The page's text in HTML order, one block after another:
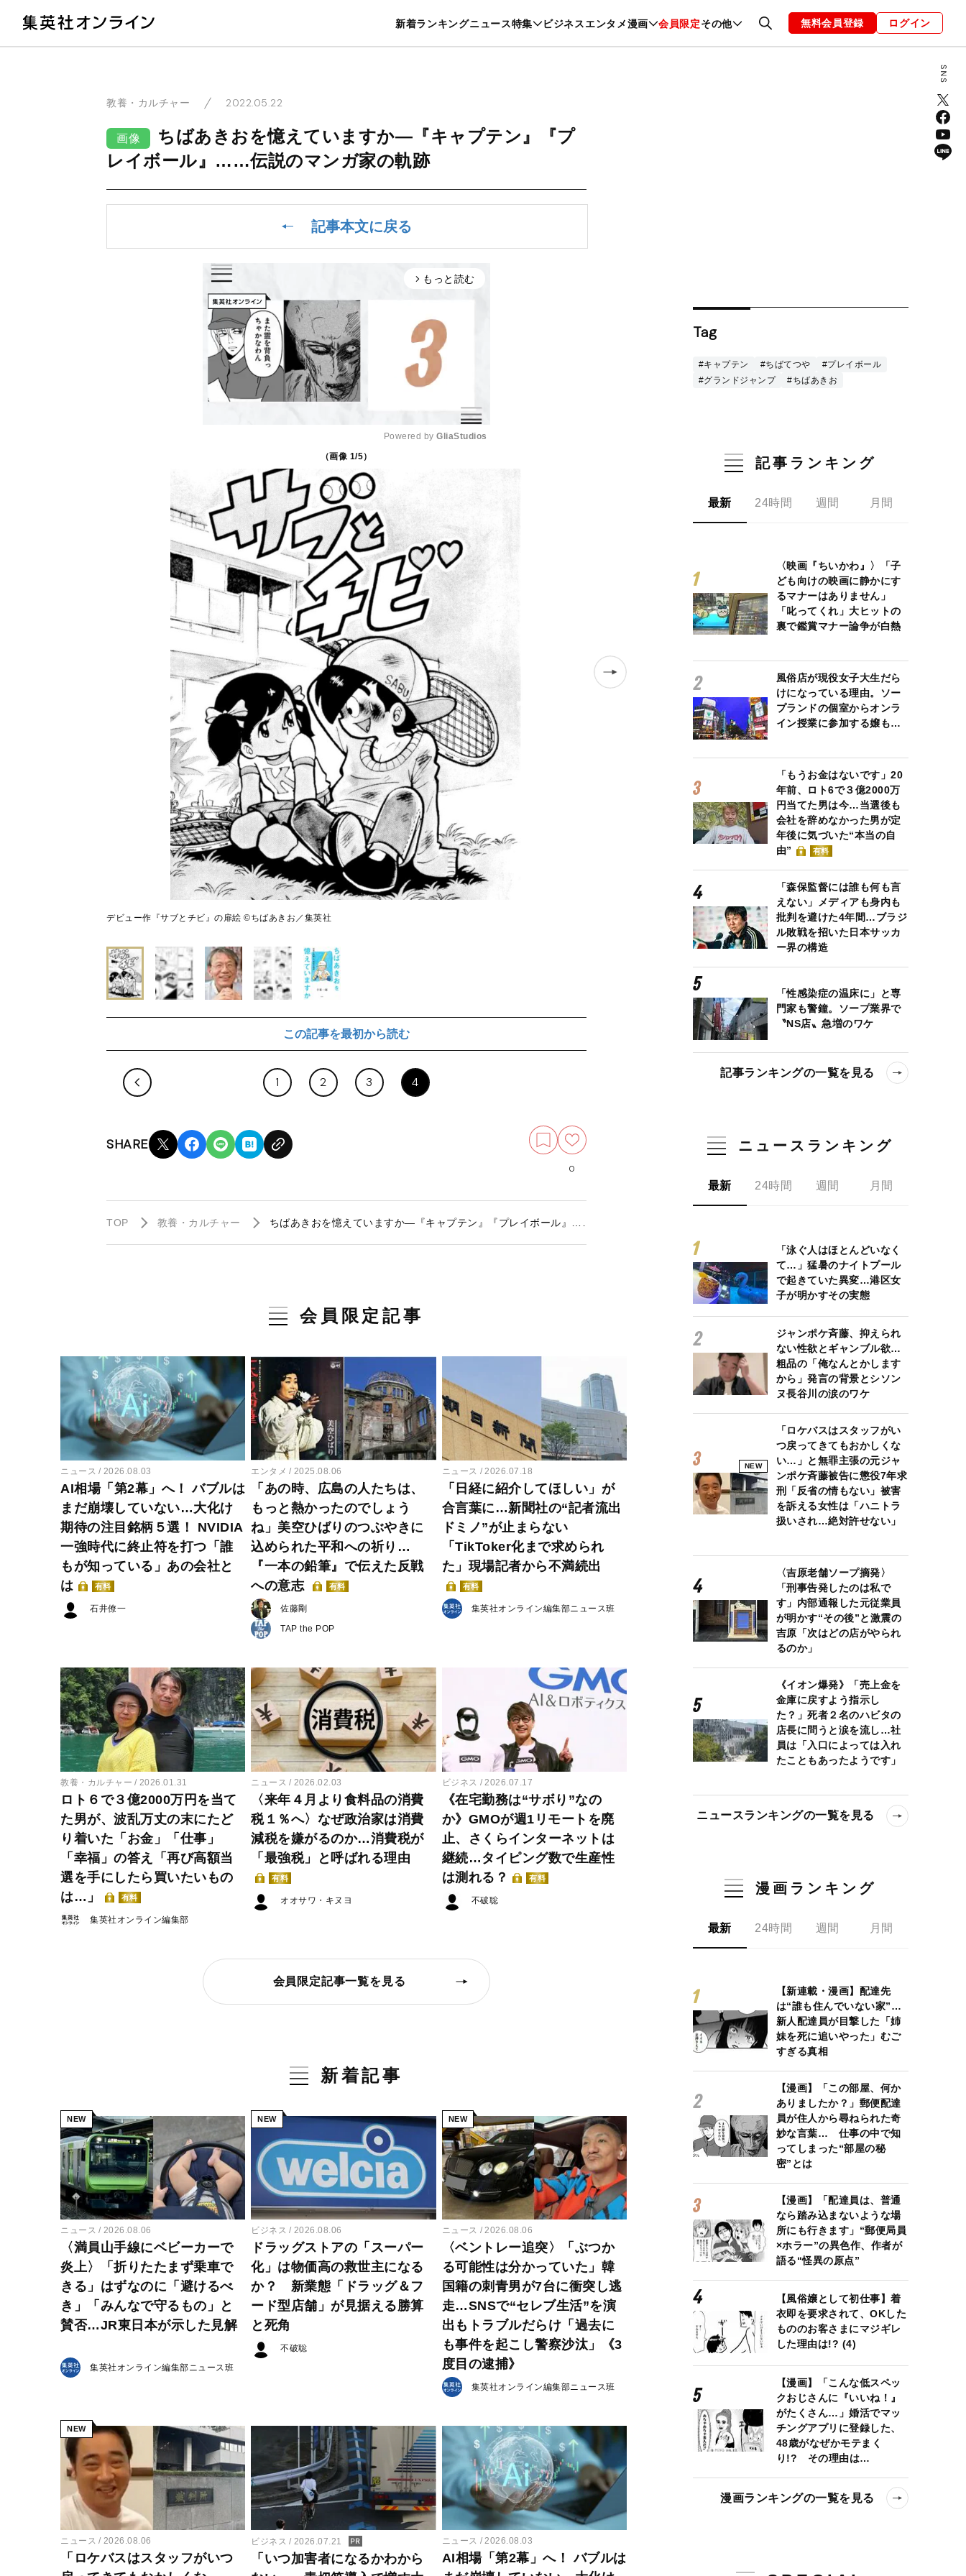
新着ランキングニュース特集 ビジネスエンタメ漫画 会員限定その他
暮らし スポーツ ヘルスケア 美容 グルメ ファッション 恋愛・結婚 編集部 お知らせ
無料会員登録 ログイン
教養・カルチャー 2022.05.22
画像
ちばあきおを憶えていますか―『キャプテン』『プ
レイボール』……伝説のマンガ家の軌跡
記事本文に戻る
arrow_forward_ios もっと読む
e
Powered by GliaStudios
（画像 1/5）
デビュー作『サブとチビ』の扉絵 ©ちばあきお／集英社
『なかよし』の担当編集・伊藤氏 ©ちばあきお／集英社
この記事を最初から読む
1 2 3 4
SHARE
0
TOP 教養・カルチャー ちばあきおを憶えていますか―『キャプテン』『プレイボール』……伝説のマンガ家の軌跡
会員限定記事
ニュース 2026.08.03
AI相場「第2幕」へ！ バブルは
まだ崩壊していない…大化け
期待の注目銘柄５選！ NVIDIA
一強時代に終止符を打つ「誰
もが知っている」あの会社と
は
有料
石井僚一
エンタメ 2025.08.06
「あの時、広島の人たちは、
もっと熱かったのでしょう
ね」美空ひばりのつぶやきに
込められた平和への祈り…
『一本の鉛筆』で伝えた反戦
への意志
有料
佐藤剛
TAP the POP
ニュース 2026.07.18
「日経に紹介してほしい」が
合言葉に…新聞社の“記者流出
ドミノ”が止まらない
「TikToker化まで求められ
た」現場記者から不満続出
有料
集英社オンライン編集部ニュース班
教養・カルチャー 2026.01.31
ロト６で３億2000万円を当て
た男が、波乱万丈の末にたど
り着いた「お金」「仕事」
「幸福」の答え「再び高額当
選を手にしたら買いたいもの
は…」
有料
集英社オンライン編集部
ニュース 2026.02.03
〈来年４月より食料品の消費
税１％へ〉なぜ政治家は消費
減税を嫌がるのか…消費税が
「最強税」と呼ばれる理由
有料
オオサワ・キヌヨ
ビジネス 2026.07.17
《在宅勤務は“サボり”なの
か》GMOが週1リモートを廃
止、さくらインターネットは
継続…タイピング数で生産性
は測れる？
有料
不破聡
会員限定記事一覧を見る
新着記事
NEW
ニュース 2026.08.06
〈満員山手線にベビーカーで
炎上〉「折りたたまず乗車で
きる」はずなのに「避けるべ
き」「みんなで守るもの」と
賛否…JR東日本が示した見解
集英社オンライン編集部ニュース班
NEW
ビジネス 2026.08.06
ドラッグストアの「スーパー
化」は物価高の救世主になる
か？ 新業態「ドラッグ＆フ
ード型店舗」が見据える勝算
と死角
不破聡
NEW
ニュース 2026.08.06
〈ベントレー追突〉「ぶつか
る可能性は分かっていた」韓
国籍の刺青男が7台に衝突し逃
走…SNSで“セレブ生活”を演
出もトラブルだらけ「過去に
も事件を起こし警察沙汰」《3
度目の逮捕》
集英社オンライン編集部ニュース班
NEW
ニュース 2026.08.06
「ロケバスはスタッフがいつ
ビジネス 2026.07.21
「いつ加害者になるかわから
ニュース 2026.08.03
AI相場「第2幕」へ！ バブルは
Tag
#キャプテン #ちばてつや
#プレイボール
#グランドジャンプ
#ちばあきお
記事ランキング
最新 24時間 週間 月間
〈映画『ちいかわ』〉「子
ども向けの映画に静かにす
るマナーはありません」
「叱ってくれ」大ヒットの
裏で鑑賞マナー論争が白熱
風俗店が現役女子大生だら
けになっている理由。ソー
プランドの個室からオンラ
イン授業に参加する嬢も…
「もうお金はないです」20
年前、ロト6で３億2000万
円当てた男は今…当選後も
会社を辞めなかった男が定
年後に気づいた“本当の自
由”
有料
「森保監督には誰も何も言
えない」メディアも身内も
批判を避けた4年間…ブラジ
ル敗戦を招いた日本サッカ
ー界の構造
「性感染症の温床に」と専
門家も警鐘。ソープ業界で
〝NS店〟急増のワケ
記事ランキングの一覧を見る
ニュースランキング
最新 24時間 週間 月間
「泳ぐ人はほとんどいなく
て…」猛暑のナイトプール
で起きていた異変…港区女
子が明かすその実態
ジャンポケ斉藤、抑えられ
ない性欲とギャンブル欲…
粗品の「俺なんとかします
から」発言の背景とシソン
ヌ長谷川の涙のワケ
NEW
「ロケバスはスタッフがい
つ戻ってきてもおかしくな
い…」と無罪主張の元ジャ
ンポケ斉藤被告に懲役7年求
刑「反省の情もない」被害
を訴える女性は「ハニトラ
扱いされ…絶対許せない」
〈吉原老舗ソープ摘発〉
「刑事告発したのは私で
す」内部通報した元従業員
が明かす“その後”と激震の
吉原「次はどの店がやられ
るのか」
《イオン爆発》「売上金を
金庫に戻すよう指示し
た？」死者２名のハビタの
店長に問うと涙を流し…社
員は「入口によっては入れ
たこともあったようです」
ニュースランキングの一覧を見る
漫画ランキング
最新 24時間 週間 月間
【新連載・漫画】配達先
は“誰も住んでいない家”…
新人配達員が目撃した「姉
妹を死に追いやった」むご
すぎる真相
【漫画】「この部屋、何か
ありましたか？」郵便配達
員が住人から尋ねられた奇
妙な言葉… 仕事の中で知
ってしまった“部屋の秘
密”とは
【漫画】「配達員は、普通
なら踏み込まないような場
所にも行きます」“郵便局員
×ホラー”の異色作、作者が
語る“怪異の原点”
【風俗嬢として初仕事】着
衣即を要求されて、OKした
もののお客さまにマジギレ
した理由は!? (4)
【漫画】「こんな低スペッ
クおじさんに『いいね！』
がたくさん…」婚活でマッ
チングアプリに登録した、
48歳がなぜかモテまく
り!? その理由は…
漫画ランキングの一覧を見る